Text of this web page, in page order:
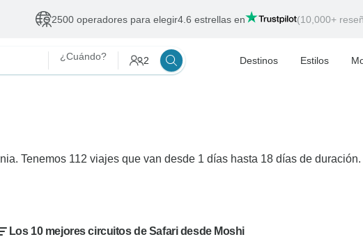
2500 operadores para elegir4.6 estrellas en (10,000+
¿Cuándo? 2 Destinos Estilos
Tenemos 112 viajes que van desde 1 días hasta 18 días de
Los 10 mejores circuitos de Safari desde Moshi